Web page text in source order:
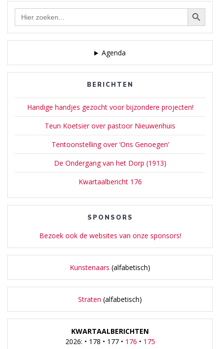
Zoek Zoekknop
Agenda
BERICHTEN
Handige handjes gezocht voor bijzondere projecten!
Teun Koetsier over pastoor Nieuwenhuis
Tentoonstelling over ‘Ons Genoegen’
De Ondergang van het Dorp (1913)
Kwartaalbericht 176
SPONSORS
Bezoek ook de websites van onze sponsors!
Kunstenaars (alfabetisch)
Straten (alfabetisch)
KWARTAALBERICHTEN
2026: • 178 • 177 • 176 • 175